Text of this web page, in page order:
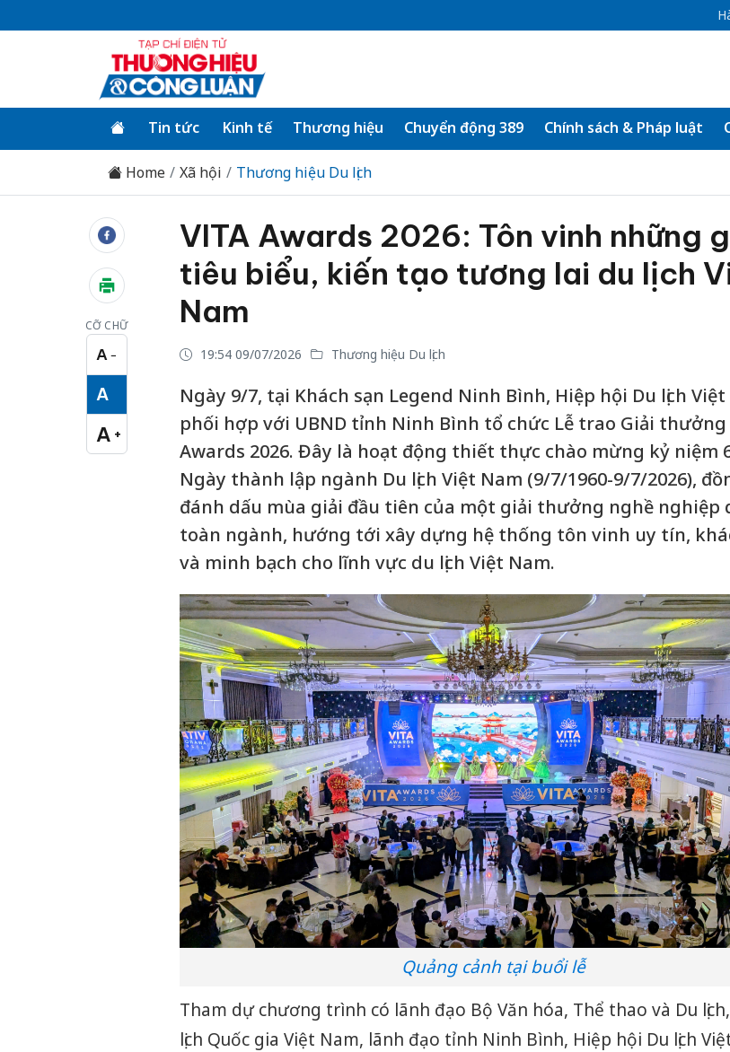
Tin tức Kinh tế Thương hiệu Chuyển động 389 Chính sách & Pháp luật
Home Xã hội Thương hiệu Du lịch
CỠ CHỮ
A −
Cỡ chữ nhỏ
A
Cỡ chữ vừa
A +
Cỡ chữ lớn
VITA Awards 2026: Tôn vinh những
tiêu biểu, kiến tạo tương lai du lịch
Nam
19:54 09/07/2026 Thương hiệu Du lịch
Ngày 9/7, tại Khách sạn Legend Ninh Bình, Hiệp hội Du lịch
phối hợp với UBND tỉnh Ninh Bình tổ chức Lễ trao Giải thưởng
Awards 2026. Đây là hoạt động thiết thực chào mừng kỷ niệm
Ngày thành lập ngành Du lịch Việt Nam (9/7/1960-9/7/2026),
đánh dấu mùa giải đầu tiên của một giải thưởng nghề nghiệp
toàn ngành, hướng tới xây dựng hệ thống tôn vinh uy tín,
và minh bạch cho lĩnh vực du lịch Việt Nam.
Quảng cảnh tại buổi lễ
Tham dự chương trình có lãnh đạo Bộ Văn hóa, Thể thao và Du
lịch Quốc gia Việt Nam, lãnh đạo tỉnh Ninh Bình, Hiệp hội Du lịch